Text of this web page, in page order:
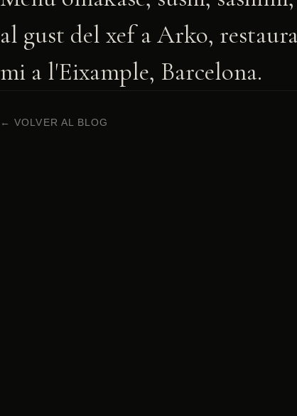
al gust del xef a Arko,
mi a l'Eixample, Barcelona.
← VOLVER AL BLOG